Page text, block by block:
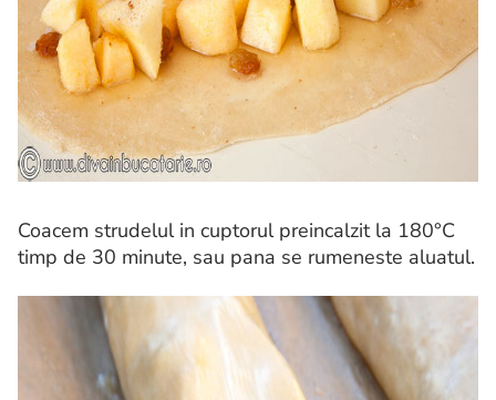
Coacem strudelul in cuptorul preincalzit la 180°C
timp de 30 minute, sau pana se rumeneste aluatul.